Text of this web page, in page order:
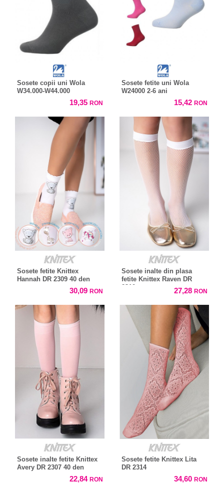
Sosete copii uni Wola
W34.000-W44.000
19,35 RON
Sosete fetite uni Wola
W24000 2-6 ani
15,42 RON
Sosete fetite Knittex
Hannah DR 2309 40 den
30,09 RON
Sosete inalte din plasa
fetite Knittex Raven DR
2310
27,28 RON
Sosete inalte fetite Knittex
Avery DR 2307 40 den
22,84 RON
Sosete fetite Knittex Lita
DR 2314
34,60 RON